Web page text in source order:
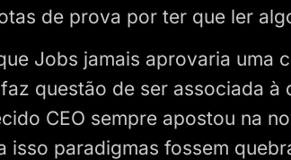
de prova por ter que ler
Jobs jamais aprovaria uma
questão de ser associada à
CEO sempre apostou na
isso paradigmas fossem